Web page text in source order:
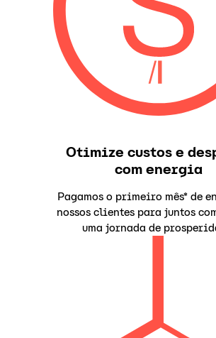
Otimize custos e
com energia
Pagamos o primeiro mês* de
nossos clientes para juntos
uma jornada de